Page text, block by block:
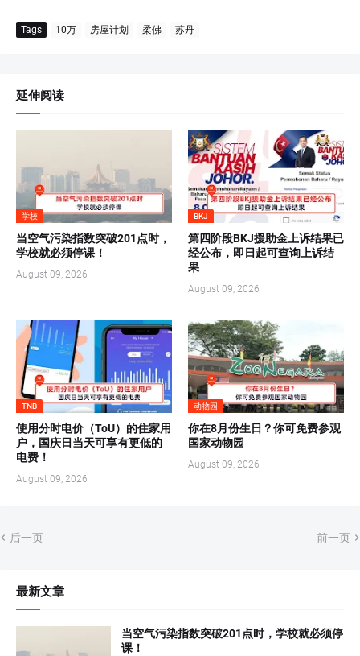
Tags 10万 房屋计划 柔佛 苏丹
延伸阅读
学校
当空气污染指数突破201点时，
学校就必须停课！
August 09, 2026
BKJ
第四阶段BKJ援助金上诉结果已
经公布，即日起可查询上诉结
果
August 09, 2026
TNB
使用分时电价（ToU）的住家用
户，国庆日当天可享有更低的
电费！
August 09, 2026
动物园
你在8月份生日？你可免费参观
国家动物园
August 09, 2026
后一页 前一页
最新文章
当空气污染指数突破201点时，学校就必须停
课！